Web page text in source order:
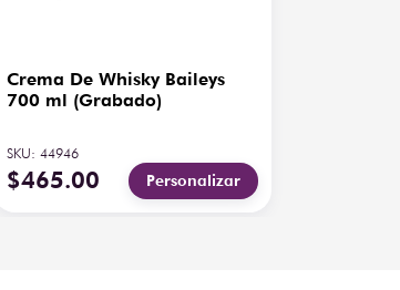
Crema De Whisky Baileys
700 ml (Grabado)
SKU:44946
$465.00 Personalizar